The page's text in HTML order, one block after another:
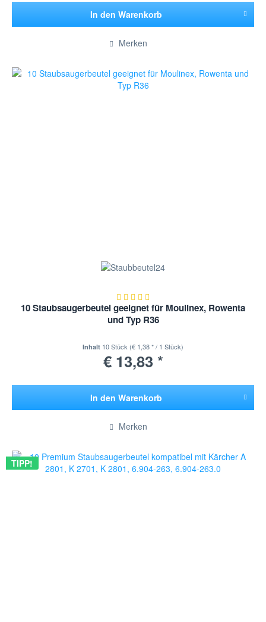
In den Warenkorb
Hinzugefügt
Merken
10 Staubsaugerbeutel geeignet für Moulinex, Rowenta
und Typ R36
Inhalt 10 Stück (€ 1,38 * / 1 Stück)
€ 13,83 *
In den Warenkorb
Merken
TIPP!